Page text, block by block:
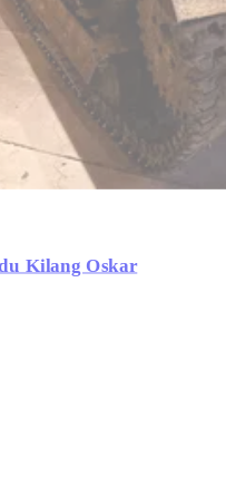
Kilang Oskar